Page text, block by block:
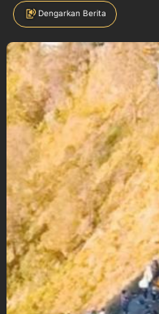
Dengarkan Berita